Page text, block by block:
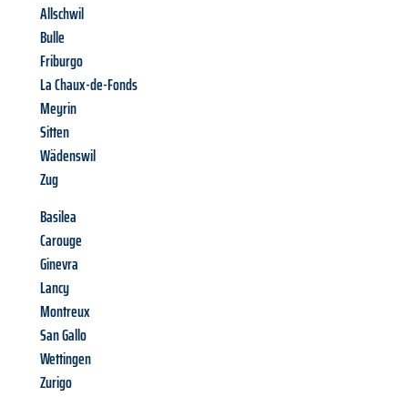
Allschwil
Bulle
Friburgo
La Chaux-de-Fonds
Meyrin
Sitten
Wädenswil
Zug
Basilea
Carouge
Ginevra
Lancy
Montreux
San Gallo
Wettingen
Zurigo